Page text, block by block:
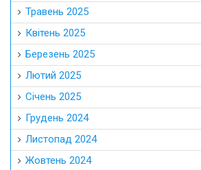
Травень 2025
Квітень 2025
Березень 2025
Лютий 2025
Січень 2025
Грудень 2024
Листопад 2024
Жовтень 2024